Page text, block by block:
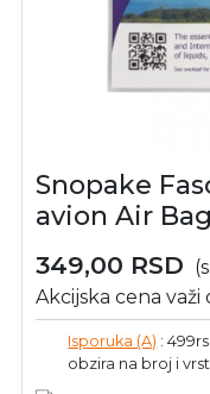
Snopake
avion Air
349,00 RSD
Akcijska cena važi
Isporuka (A) :
obzira na broj i